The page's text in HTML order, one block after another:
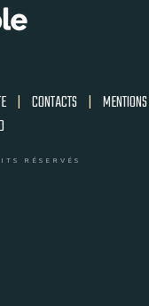
| CONTACTS | MENTIONS
RÉSERVÉS